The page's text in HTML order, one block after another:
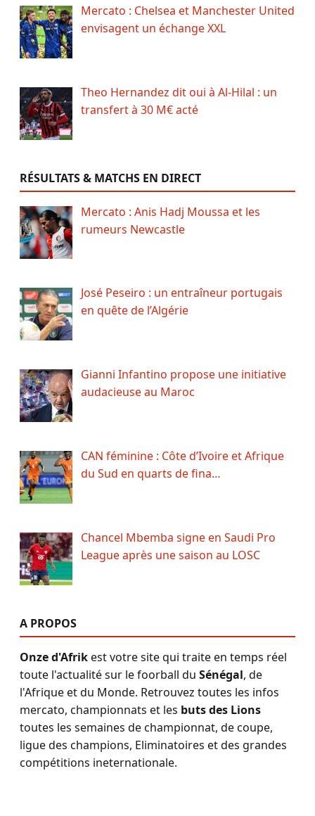
Mercato : Chelsea et Manchester United
envisagent un échange XXL
Theo Hernandez dit oui à Al-Hilal : un
transfert à 30 M€ acté
RÉSULTATS & MATCHS EN DIRECT
Mercato : Anis Hadj Moussa et les
rumeurs Newcastle
José Peseiro : un entraîneur portugais
en quête de l’Algérie
Gianni Infantino propose une initiative
audacieuse au Maroc
CAN féminine : Côte d’Ivoire et Afrique
du Sud en quarts de fina…
Chancel Mbemba signe en Saudi Pro
League après une saison au LOSC
A PROPOS
Onze d'Afrikest votre site qui traite en temps réel
toute l'actualité sur le foorball du Sénégal, de
l'Afrique et du Monde. Retrouvez toutes les infos
mercato, championnats et les buts des Lions
toutes les semaines de championnat, de coupe,
ligue des champions, Eliminatoires et des grandes
compétitions ineternationale.